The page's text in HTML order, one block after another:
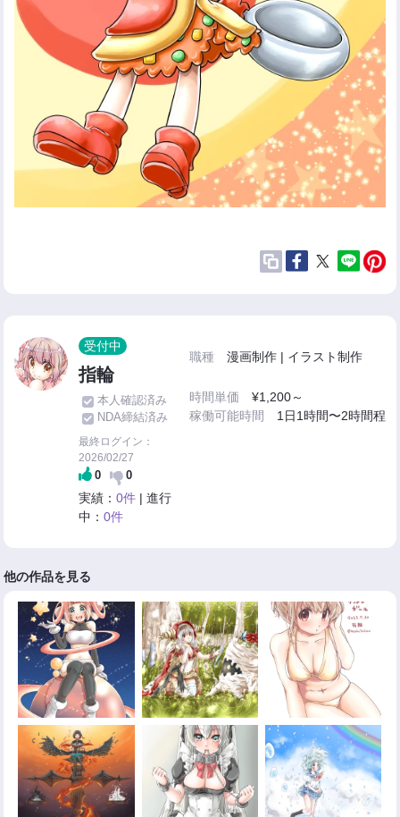
受付中
指輪
本人確認済み
NDA締結済み
最終ログイン：
2026/02/27
0 0
実績：0件 | 進行
中：0件
職種 漫画制作 | イラスト制作
時間単価 ¥1,200～
稼働可能時間 1日1時間〜2時間程
他の作品を見る